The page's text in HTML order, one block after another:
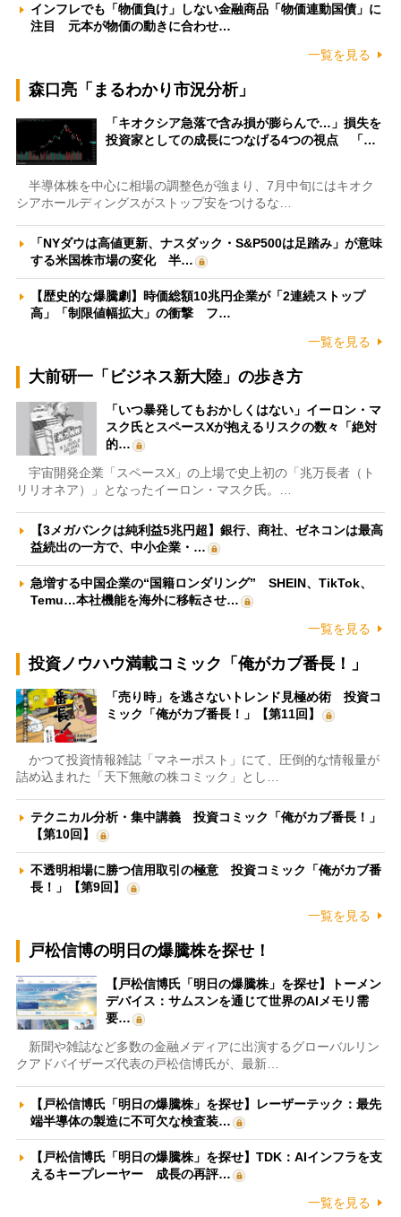
インフレでも「物価負け」しない金融商品「物価連動国債」に
注目 元本が物価の動きに合わせ…
一覧を見る
森口亮「まるわかり市況分析」
「キオクシア急落で含み損が膨らんで…」損失を
投資家としての成長につなげる4つの視点 「…
半導体株を中心に相場の調整色が強まり、7月中旬にはキオク
シアホールディングスがストップ安をつけるな…
「NYダウは高値更新、ナスダック・S&P500は足踏み」が意味
する米国株市場の変化 半…
【歴史的な爆騰劇】時価総額10兆円企業が「2連続ストップ
高」「制限値幅拡大」の衝撃 フ…
一覧を見る
大前研一「ビジネス新大陸」の歩き方
「いつ暴発してもおかしくはない」イーロン・マ
スク氏とスペースXが抱えるリスクの数々「絶対
的…
宇宙開発企業「スペースX」の上場で史上初の「兆万長者（ト
リリオネア）」となったイーロン・マスク氏。…
【3メガバンクは純利益5兆円超】銀行、商社、ゼネコンは最高
益続出の一方で、中小企業・…
急増する中国企業の“国籍ロンダリング” SHEIN、TikTok、
Temu…本社機能を海外に移転させ…
一覧を見る
投資ノウハウ満載コミック「俺がカブ番長！」
「売り時」を逃さないトレンド見極め術 投資コ
ミック「俺がカブ番長！」【第11回】
かつて投資情報雑誌「マネーポスト」にて、圧倒的な情報量が
詰め込まれた「天下無敵の株コミック」とし…
テクニカル分析・集中講義 投資コミック「俺がカブ番長！」
【第10回】
不透明相場に勝つ信用取引の極意 投資コミック「俺がカブ番
長！」【第9回】
一覧を見る
戸松信博の明日の爆騰株を探せ！
【戸松信博氏「明日の爆騰株」を探せ】トーメン
デバイス：サムスンを通じて世界のAIメモリ需
要…
新聞や雑誌など多数の金融メディアに出演するグローバルリン
クアドバイザーズ代表の戸松信博氏が、最新…
【戸松信博氏「明日の爆騰株」を探せ】レーザーテック：最先
端半導体の製造に不可欠な検査装…
【戸松信博氏「明日の爆騰株」を探せ】TDK：AIインフラを支
えるキープレーヤー 成長の再評…
一覧を見る